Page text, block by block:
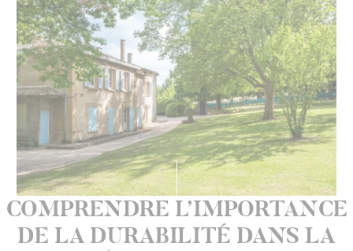
COMPRENDRE L’IMPORTANCE
DE LA DURABILITÉ DANS LA